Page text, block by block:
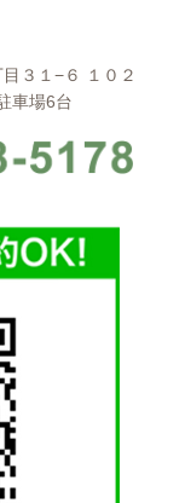
３１−６ １０２
車場6台